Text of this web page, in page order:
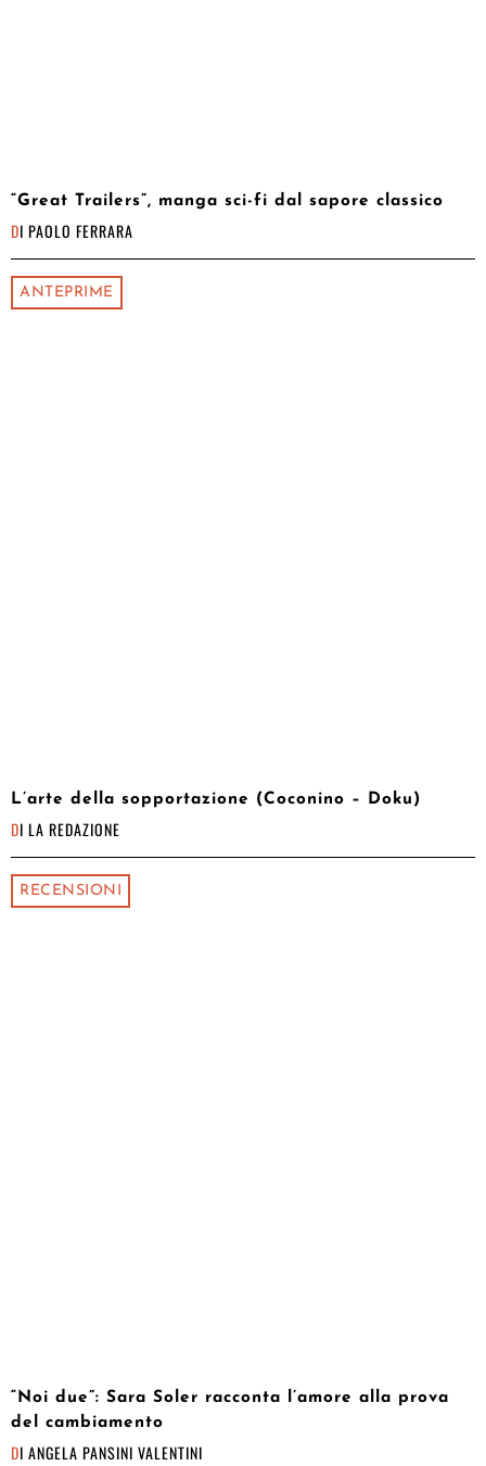
“Great Trailers”, manga sci-fi dal sapore classico
DI PAOLO FERRARA
ANTEPRIME
L’arte della sopportazione (Coconino – Doku)
DI LA REDAZIONE
RECENSIONI
“Noi due”: Sara Soler racconta l’amore alla prova
del cambiamento
DI ANGELA PANSINI VALENTINI